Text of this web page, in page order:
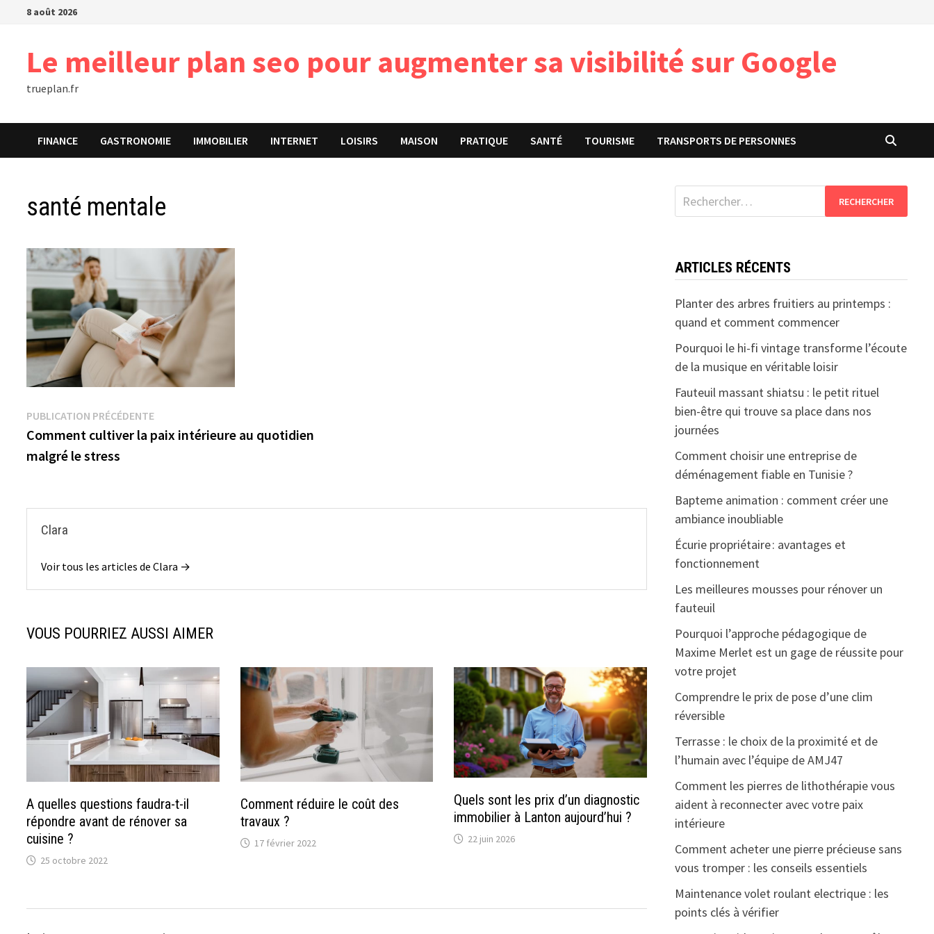
Passer8 août 2026
Le meilleur plan seo pour augmenter sa visibilité sur Google
trueplan.fr
FINANCE GASTRONOMIE IMMOBILIER INTERNET LOISIRS MAISON PRATIQUE SANTÉ TOURISME TRANSPORTS DE PERSONNES
santé mentale
Navigation
de
l’article
PUBLICATION PRÉCÉDENTEPublication
précédente :
Comment cultiver la paix intérieure au quotidien
malgré le stress
Clara
Voir tous les articles de Clara →
VOUS POURRIEZ AUSSI AIMER
A quelles questions faudra-t-il
répondre avant de rénover sa
cuisine ?
25 octobre 2022
Comment réduire le coût des
travaux ?
17 février 2022
Quels sont les prix d’un diagnostic
immobilier à Lanton aujourd’hui ?
22 juin 2026
Rechercher :
ARTICLES RÉCENTS
Planter des arbres fruitiers au printemps :
quand et comment commencer
Pourquoi le hi-fi vintage transforme l’écoute
de la musique en véritable loisir
Fauteuil massant shiatsu : le petit rituel
bien-être qui trouve sa place dans nos
journées
Comment choisir une entreprise de
déménagement fiable en Tunisie ?
Bapteme animation : comment créer une
ambiance inoubliable
Écurie propriétaire : avantages et
fonctionnement
Les meilleures mousses pour rénover un
fauteuil
Pourquoi l’approche pédagogique de
Maxime Merlet est un gage de réussite pour
votre projet
Comprendre le prix de pose d’une clim
réversible
Terrasse : le choix de la proximité et de
l’humain avec l’équipe de AMJ47
Comment les pierres de lithothérapie vous
aident à reconnecter avec votre paix
intérieure
Comment acheter une pierre précieuse sans
vous tromper : les conseils essentiels
Maintenance volet roulant electrique : les
points clés à vérifier